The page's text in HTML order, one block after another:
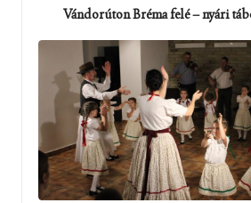
Vándorúton Bréma felé – nyári